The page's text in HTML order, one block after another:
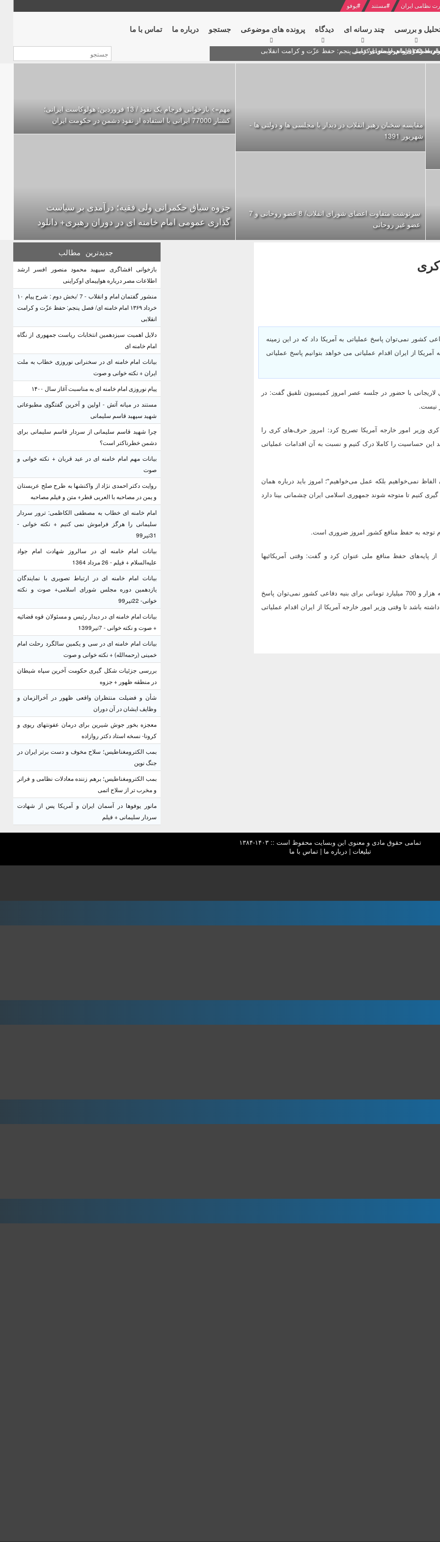
نظامی ایران #مستند #یوفو
و بررسی چند رسانه ای دیدگاه‌ پرونده های موضوعی جستجو درباره ما تماس با ما
درباره هواپیمای اوکراینی
خامنه ای
+ نکته خوانی و صوت
مقایسه سخنان رهبر انقلاب در دیدار با مجلسی ها و دولتی ها -
شهریور 1391
سرنوشت متفاوت اعضای شورای انقلاب/ 8 عضو روحانی و 7
عضو غیر روحانی
مهم=> بازخوانی فرجام یک نفوذ / 13 فروردین: هولوکاست ایرانی؛
کشتار 77000 ایرانی با استفاده از نفوذ دشمن در حکومت ایران
جزوه سیاق حکمرانی ولی فقیه؛ درآمدی بر سیاست
گذاری عمومی امام خامنه ای در دوران رهبری+ دانلود
میلیارد تومانی برای بنیه دفاعی کشور نمی‌توان پاسخ عملیاتی به آمریکا داد که در این زمینه
از ایران اقدام عملیاتی می خواهد بتوانیم پاسخ عملیاتی
با حضور در جلسه عصر امروز کمیسیون تلفیق گفت: در
نیست.
وزیر امور خارجه آمریکا تصریح کرد: امروز حرف‌های کری را
این حساسیت را کاملا درک کنیم و نسبت به آن اقدامات عملیاتی
نمی‌خواهیم بلکه عمل می‌خواهیم"؛ امروز باید درباره همان
کنیم تا متوجه شوند جمهوری اسلامی ایران چشمانی بینا دارد
توجه به حفظ منافع کشور امروز ضروری است.
پایه‌های حفظ منافع ملی عنوان کرد و گفت: وقتی آمریکائیها
وی به بودجه دفاعی کشور اشاره کرد و تصریح کرد: با در نظر گرفتن بودجه هزار و 700 میلیارد تومانی برای بنیه دفاعی کشور نمی‌توان پاسخ
باشد تا وقتی وزیر امور خارجه آمریکا از ایران اقدام عملیاتی
جدیدترین مطالب
بازخوانی افشاگری سپهبد محمود منصور افسر ارشد
اطلاعات مصر درباره هواپیمای اوکراینی
منشور گفتمان امام و انقلاب - 7 /بخش دوم : شرح پیام ۱۰
خرداد ۱۳۶۹ امام خامنه ای/ فصل پنجم: حفظ عزّت و کرامت
انقلابی
دلایل اهمیت سیزدهمین انتخابات ریاست جمهوری از نگاه
امام خامنه ای
بیانات امام خامنه ای در سخنرانی نوروزی خطاب به ملت
ایران + نکته خوانی و صوت
پیام نوروزی امام خامنه ای به مناسبت آغاز سال ۱۴۰۰
مستند در میانه آتش - اولین و آخرین گفتگوی مطبوعاتی
شهید سپهبد قاسم سلیمانی
چرا شهید قاسم سلیمانی از سردار قاسم سلیمانی برای
دشمن خطرناکتر است؟
بیانات مهم امام خامنه ای در عید قربان + نکته خوانی و
صوت
روایت دکتر احمدی نژاد از واکنشها به طرح صلح عربستان
و یمن در مصاحبه با العربی قطر+ متن و فیلم مصاحبه
امام خامنه ای خطاب به مصطفی الکاظمی: ترور سردار
سلیمانی را هرگز فراموش نمی کنیم + نکته خوانی -
31تیر99
بیانات امام خامنه ای در سالروز شهادت امام جواد
علیه‌السلام + فیلم - 26 مرداد 1364
بیانات امام خامنه ای در ارتباط تصویری با نمایندگان
یازدهمین دوره مجلس شورای اسلامی+ صوت و نکته
خوانی- 22تیر99
بیانات امام خامنه ای در دیدار رئیس و مسئولان قوه قضائیه
+ صوت و نکته خوانی - 7تیر1399
بیانات امام خامنه ای در سی و یکمین سالگرد رحلت امام
خمینی (رحمه‌الله) + نکته خوانی و صوت
بررسی جزئیات شکل گیری حکومت آخرین سپاه شیطان
در منطقه ظهور + جزوه
شأن و فضیلت منتظران واقعی ظهور در آخرالزمان و
وظایف ایشان در آن دوران
معجزه بخور جوش شیرین برای درمان عفونتهای ریوی و
کرونا- نسخه استاد دکتر روازاده
بمب الکترومغناطیس؛ سلاح مخوف و دست برتر ایران در
جنگ نوین
بمب الکترومغناطیس؛ برهم زننده معادلات نظامی و فراتر
و مخرب تر از سلاح اتمی
مانور یوفوها در آسمان ایران و آمریکا پس از شهادت
سردار سلیمانی + فیلم
تمامی حقوق مادی و معنوی این وبسایت محفوظ است :: ۱۴۰۳-۱۳۸۴
تبلیغات | درباره ما |تماس با ما